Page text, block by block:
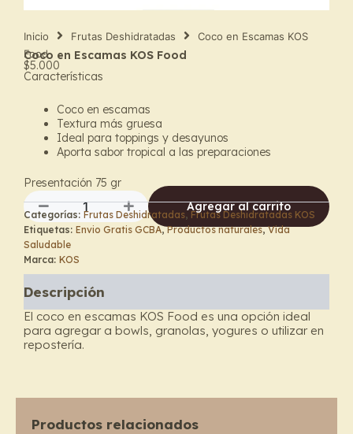
Inicio Frutas Deshidratadas
Coco en Escamas KOS
Food
Coco en Escamas KOS Food
$5.000
Características
Coco en escamas
Textura más gruesa
Ideal para toppings y desayunos
Aporta sabor tropical a las preparaciones
Presentación 75 gr
Coco
en
Escamas
KOS
cantidad
Agregar al carrito
Categorías: Frutas Deshidratadas, Frutas Deshidratadas KOS
Etiquetas: Envio Gratis GCBA,Productos naturales,Vida
Saludable
Marca: KOS
Descripción
El coco en escamas KOS Food es una opción ideal
para agregar a bowls, granolas, yogures o utilizar en
repostería.
Productos relacionados